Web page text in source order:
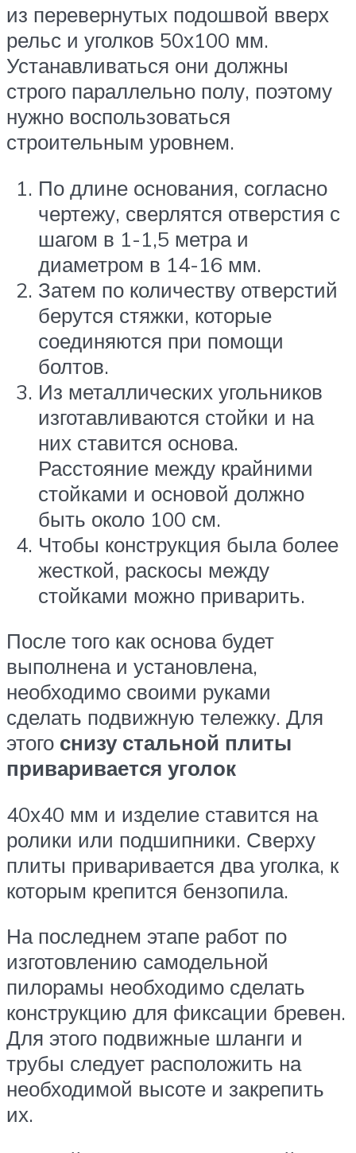
из перевернутых подошвой вверх
рельс и уголков 50х100 мм.
Устанавливаться они должны
строго параллельно полу, поэтому
нужно воспользоваться
строительным уровнем.
По длине основания, согласно
чертежу, сверлятся отверстия с
шагом в 1-1,5 метра и
диаметром в 14-16 мм.
Затем по количеству отверстий
берутся стяжки, которые
соединяются при помощи
болтов.
Из металлических угольников
изготавливаются стойки и на
них ставится основа.
Расстояние между крайними
стойками и основой должно
быть около 100 см.
Чтобы конструкция была более
жесткой, раскосы между
стойками можно приварить.
После того как основа будет
выполнена и установлена,
необходимо своими руками
сделать подвижную тележку. Для
этого снизу стальной плиты
приваривается уголок
40х40 мм и изделие ставится на
ролики или подшипники. Сверху
плиты приваривается два уголка, к
которым крепится бензопила.
На последнем этапе работ по
изготовлению самодельной
пилорамы необходимо сделать
конструкцию для фиксации бревен.
Для этого подвижные шланги и
трубы следует расположить на
необходимой высоте и закрепить
их.